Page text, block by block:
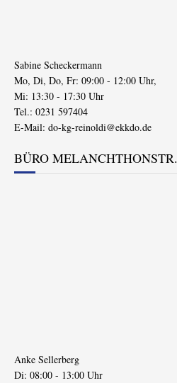
Sabine Scheckermann
Mo, Di, Do, Fr: 09:00 - 12:00 Uhr,
Mi: 13:30 - 17:30 Uhr
Tel.: 0231 597404
E-Mail: do-kg-reinoldi@ekkdo.de
BÜRO MELANCHTHONSTR.
Anke Sellerberg
Di: 08:00 - 13:00 Uhr